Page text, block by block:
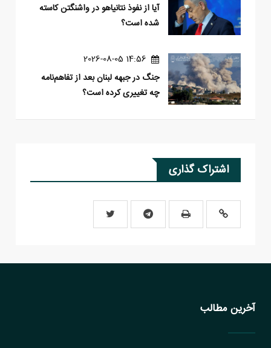
آیا از نفوذ نتانیاهو در واشنگتن کاسته
شده است؟
14:56 2026-08-05
جنگ در جبهه لبنان بعد از تفاهم‌نامه
چه تغییری کرده است؟
اشتراک گذاری
آخرین مطالب